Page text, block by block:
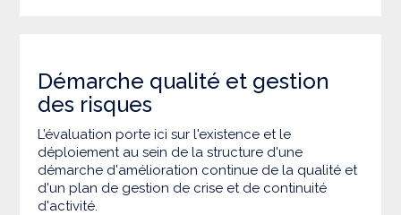
Démarche qualité et gestion
des risques
L’évaluation porte ici sur l'existence et le
déploiement au sein de la structure d'une
démarche d'amélioration continue de la qualité et
d'un plan de gestion de crise et de continuité
d'activité.